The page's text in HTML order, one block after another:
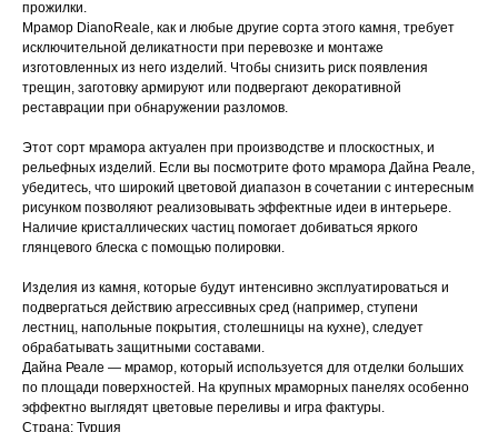
прожилки.
Мрамор DianoReale, как и любые другие сорта этого камня, требует
исключительной деликатности при перевозке и монтаже
изготовленных из него изделий. Чтобы снизить риск появления
трещин, заготовку армируют или подвергают декоративной
реставрации при обнаружении разломов.
Этот сорт мрамора актуален при производстве и плоскостных, и
рельефных изделий. Если вы посмотрите фото мрамора Дайна Реале,
убедитесь, что широкий цветовой диапазон в сочетании с интересным
рисунком позволяют реализовывать эффектные идеи в интерьере.
Наличие кристаллических частиц помогает добиваться яркого
глянцевого блеска с помощью полировки.
Изделия из камня, которые будут интенсивно эксплуатироваться и
подвергаться действию агрессивных сред (например, ступени
лестниц, напольные покрытия, столешницы на кухне), следует
обрабатывать защитными составами.
Дайна Реале — мрамор, который используется для отделки больших
по площади поверхностей. На крупных мраморных панелях особенно
эффектно выглядят цветовые переливы и игра фактуры.
Страна: Турция